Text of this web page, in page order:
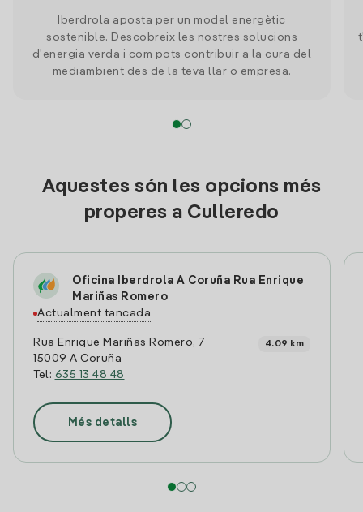
Iberdrola aposta per un model energètic
sostenible. Descobreix les nostres solucions
d'energia verda i com pots contribuir a la cura del
mediambient des de la teva llar o empresa.
Aquestes són les opcions més
properes a Culleredo
Oficina Iberdrola A Coruña Rua Enrique
Mariñas Romero
Actualment tancada
Rua Enrique Mariñas Romero, 7
15009 A Coruña
Tel: 635 13 48 48
4.09 km
Més detalls